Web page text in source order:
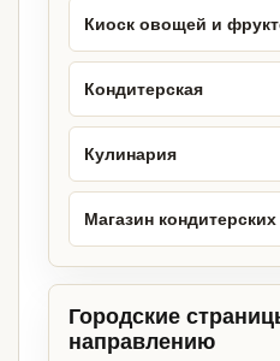
Киоск овощей и
Кондитерская
Кулинария
Магазин
Городские
направлению